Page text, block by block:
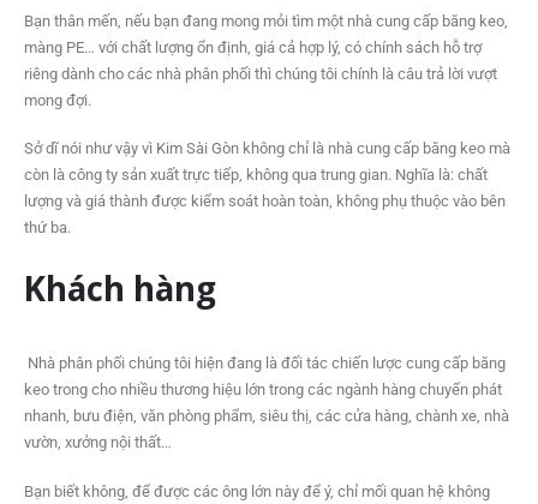
Bạn thân mến, nếu bạn đang mong mỏi tìm một nhà cung cấp băng keo,
màng PE… với chất lượng ổn định, giá cả hợp lý, có chính sách hỗ trợ
riêng dành cho các nhà phân phối thì chúng tôi chính là câu trả lời vượt
mong đợi.
Sở dĩ nói như vậy vì Kim Sài Gòn không chỉ là nhà cung cấp băng keo mà
còn là công ty sản xuất trực tiếp, không qua trung gian. Nghĩa là: chất
lượng và giá thành được kiểm soát hoàn toàn, không phụ thuộc vào bên
thứ ba.
Khách hàng
Nhà phân phối chúng tôi hiện đang là đối tác chiến lược cung cấp băng
keo trong cho nhiều thương hiệu lớn trong các ngành hàng chuyển phát
nhanh, bưu điện, văn phòng phẩm, siêu thị, các cửa hàng, chành xe, nhà
vườn, xưởng nội thất…
Bạn biết không, để được các ông lớn này để ý, chỉ mối quan hệ không